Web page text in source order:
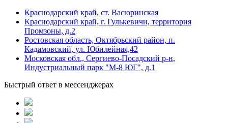
Краснодарский край, ст. Васюринская
Краснодарский край, г. Гулькевичи, территория
Промзоны, д.2
Ростовская область, Октябрьский район, п.
Кадамовский, ул. Юбилейная,42
Московская обл., Сергиево-Посадский р-н,
Индустриальный парк "М-8 ЮГ", д.1
Быстрый ответ в мессенджерах